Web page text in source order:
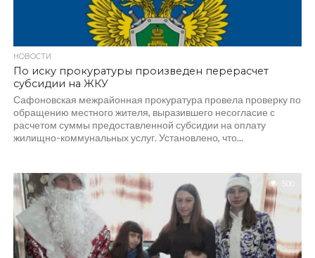
НОВОСТИ
По иску прокуратуры произведен перерасчет
субсидии на ЖКУ
Сафоновская межрайонная прокуратура провела проверку по
обращению местного жителя, выразившего несогласие с
расчетом суммы предоставленной субсидии на оплату
жилищно-коммунальных услуг. Установлено, что...
500